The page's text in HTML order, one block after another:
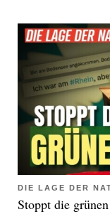
DIE LAGE DER
Stoppt die